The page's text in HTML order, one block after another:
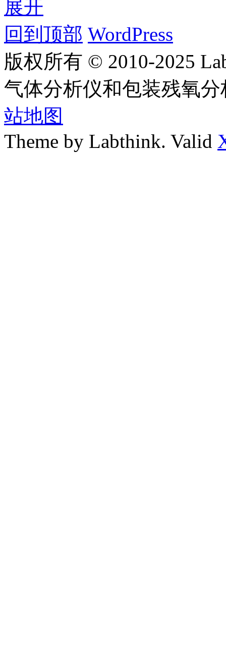
展开
回到顶部 WordPress
版权所有 © 2010-2025
气体分析仪和包装残氧
站地图
Theme by Labthink. Valid